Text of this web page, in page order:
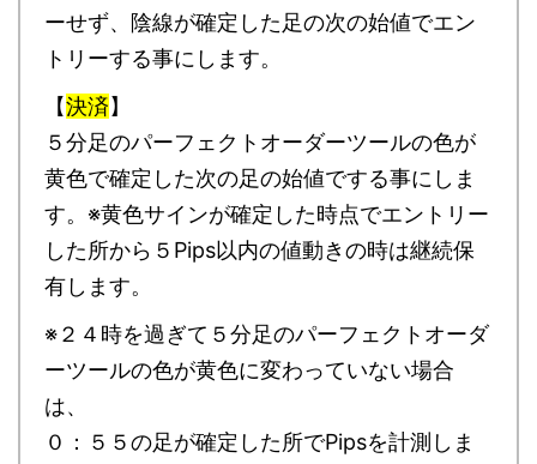
ーせず、陰線が確定した足の次の始値でエン
トリーする事にします。
【決済】
５分足のパーフェクトオーダーツールの色が
黄色で確定した次の足の始値でする事にしま
す。※黄色サインが確定した時点でエントリー
した所から５Pips以内の値動きの時は継続保
有します。
※２４時を過ぎて５分足のパーフェクトオーダ
ーツールの色が黄色に変わっていない場合
は、
０：５５の足が確定した所でPipsを計測しま